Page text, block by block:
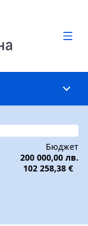
Бюджет
200 000,00 лв.
102 258,38 €